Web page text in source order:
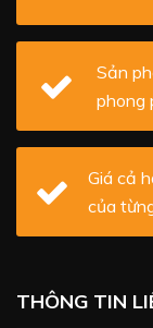
Sản
phong
Giá cả
của
THÔNG TIN